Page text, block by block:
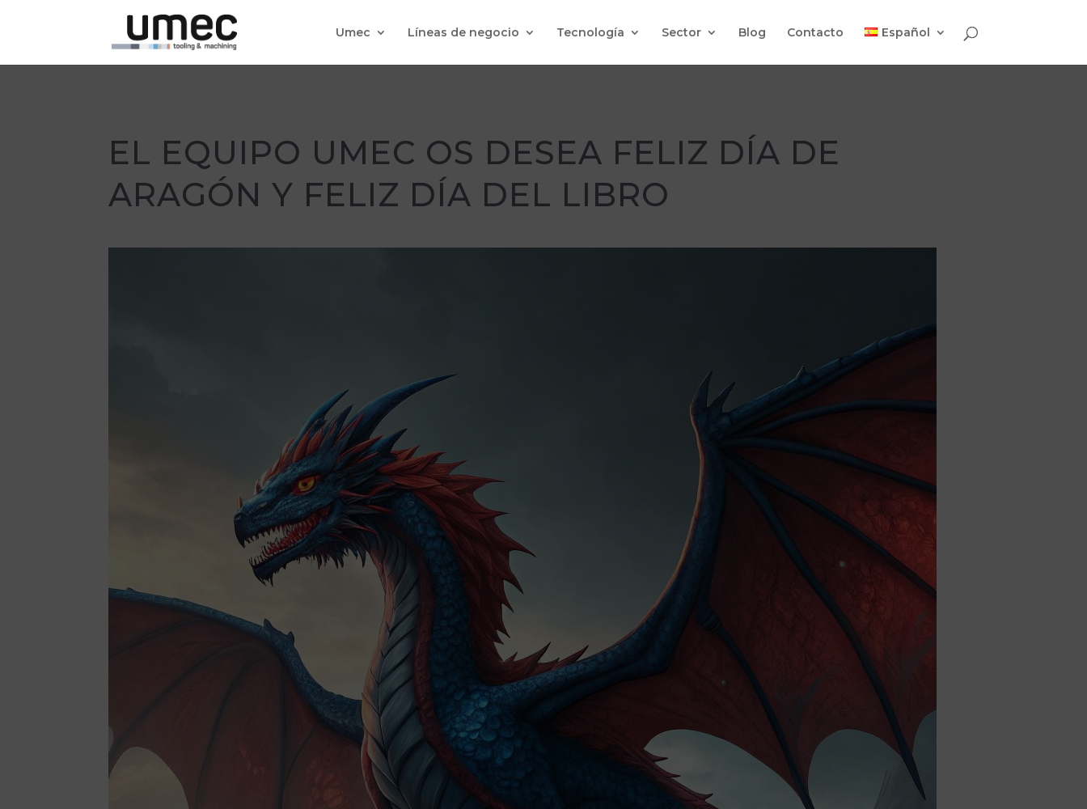
Umec Líneas de negocio Tecnología Sector Blog Contacto Español
EL EQUIPO UMEC OS DESEA FELIZ DÍA DE
ARAGÓN Y FELIZ DÍA DEL LIBRO